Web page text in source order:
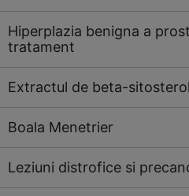
Hiperplazia benigna a
tratament
Extractul de beta-sitosterol
Boala Menetrier
Leziuni distrofice si